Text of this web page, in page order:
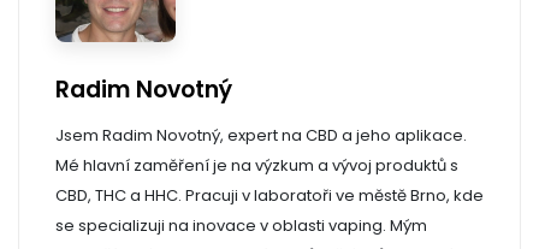
Radim Novotný
Jsem Radim Novotný, expert na CBD a jeho aplikace.
Mé hlavní zaměření je na výzkum a vývoj produktů s
CBD, THC a HHC. Pracuji v laboratoři ve městě Brno, kde
se specializuji na inovace v oblasti vaping. Mým